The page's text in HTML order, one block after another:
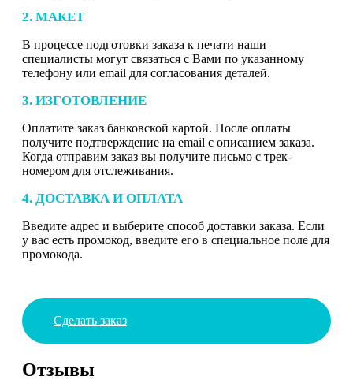
2. МАКЕТ
В процессе подготовки заказа к печати наши
специалисты могут связаться с Вами по указанному
телефону или email для согласования деталей.
3. ИЗГОТОВЛЕНИЕ
Оплатите заказ банковской картой. После оплаты
получите подтверждение на email с описанием заказа.
Когда отправим заказ вы получите письмо с трек-
номером для отслеживания.
4. ДОСТАВКА И ОПЛАТА
Введите адрес и выберите способ доставки заказа. Если
у вас есть промокод, введите его в специальное поле для
промокода.
Сделать заказ
Отзывы